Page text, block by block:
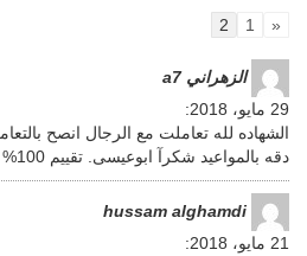
«
1
2
الزهراني a7
29 مايو، 2018
:
الشهاده لله تعاملت مع الرجال انصح
دقه بالمواعيد شكرآ ابوعيسى. تقييم ‎%‎100
hussam alghamdi
21 مايو، 2018
: